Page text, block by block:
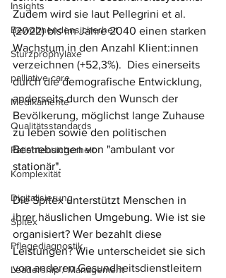
Insights
Bewohnendensicherheit
Sturzprophylaxe
palliative care
Medikamente
Qualitätsstandards
Patientensicherheit
Komplexität
Digitalisierung
Spitex
Pflegediagnostik
Leadership / Management
Zudem wird sie laut Pellegrini et al.
(2022) bis im Jahre 2040 einen starken
Wachstum in den Anzahl Klient:innen
verzeichnen (+52,3%).  Dies einerseits
durch die demografische Entwicklung,
anderseits durch den Wunsch der
Bevölkerung, möglichst lange Zuhause
zu leben sowie den politischen
Bestrebungen von "ambulant vor
stationär".
Die Spitex unterstützt Menschen in
ihrer häuslichen Umgebung. Wie ist sie
organisiert? Wer bezahlt diese
Leistungen? Wie unterscheidet sie sich
von anderen Gesundheitsdienstleitern